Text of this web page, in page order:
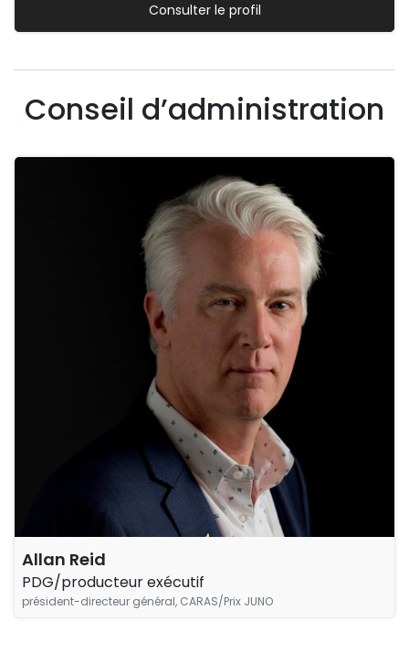
Consulter le profil
Conseil d’administration
Allan Reid
PDG/producteur exécutif
président-directeur général, CARAS/Prix JUNO